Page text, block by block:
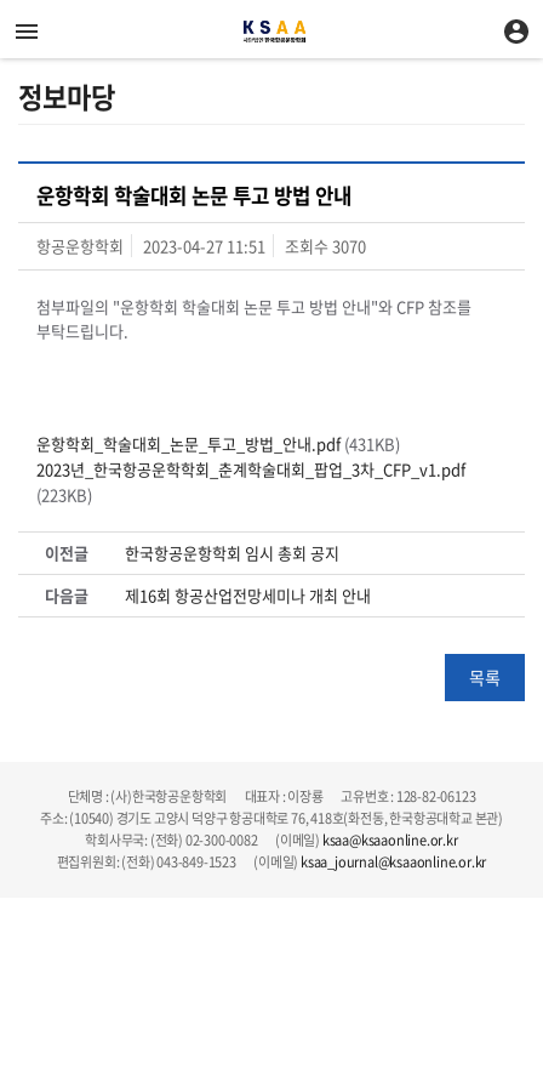
정보마당
운항학회 학술대회 논문 투고 방법 안내
항공운항학회 2023-04-27 11:51 조회수 3070
첨부파일의 "운항학회 학술대회 논문 투고 방법 안내"와 CFP 참조를
부탁드립니다.
운항학회_학술대회_논문_투고_방법_안내.pdf(431KB)
2023년_한국항공운학학회_춘계학술대회_팝업_3차_CFP_v1.pdf
(223KB)
이전글
한국항공운항학회 임시 총회 공지
다음글
제16회 항공산업전망세미나 개최 안내
목록
단체명 : (사)한국항공운항학회 대표자 : 이장룡 고유번호 : 128-82-06123
주소: (10540) 경기도 고양시 덕양구 항공대학로 76, 418호(화전동, 한국항공대학교 본관)
학회사무국: (전화) 02-300-0082 (이메일) ksaa@ksaaonline.or.kr
편집위원회: (전화) 043-849-1523 (이메일) ksaa_journal@ksaaonline.or.kr